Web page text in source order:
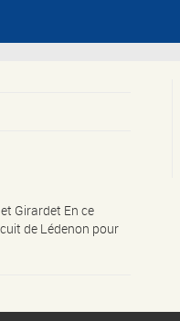
Girardet En ce
de Lédenon pour